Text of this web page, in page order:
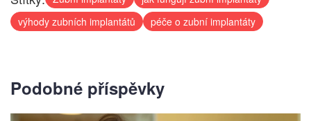
výhody zubních implantátů
péče o zubní implantáty
Podobné příspěvky